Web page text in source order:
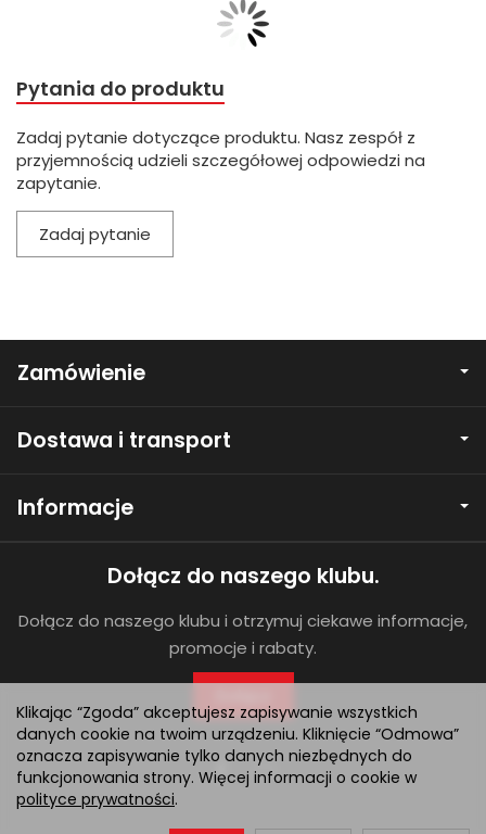
Pytania do produktu
Zadaj pytanie dotyczące produktu. Nasz zespół z
przyjemnością udzieli szczegółowej odpowiedzi na
zapytanie.
Zadaj pytanie
Zamówienie
Dostawa i transport
Informacje
Dołącz do naszego klubu.
Dołącz do naszego klubu i otrzymuj ciekawe informacje,
promocje i rabaty.
Klikając “Zgoda” akceptujesz zapisywanie wszystkich
danych cookie na twoim urządzeniu. Kliknięcie “Odmowa”
oznacza zapisywanie tylko danych niezbędnych do
funkcjonowania strony. Więcej informacji o cookie w
polityce prywatności.